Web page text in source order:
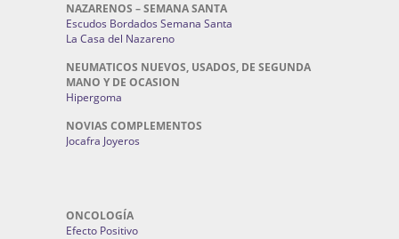
NAZARENOS – SEMANA SANTA
Escudos Bordados Semana Santa
La Casa del Nazareno
NEUMATICOS NUEVOS, USADOS, DE SEGUNDA
MANO Y DE OCASION
Hipergoma
NOVIAS COMPLEMENTOS
Jocafra Joyeros
ONCOLOGÍA
Efecto Positivo